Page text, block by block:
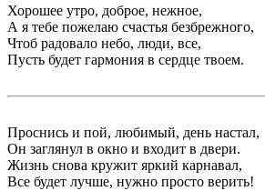
Хорошее утро, доброе, нежное,
А я тебе пожелаю счастья безбрежного,
Чтоб радовало небо, люди, все,
Пусть будет гармония в сердце твоем.
Проснись и пой, любимый, день настал,
Он заглянул в окно и входит в двери.
Жизнь снова кружит яркий карнавал,
Все будет лучше, нужно просто верить!